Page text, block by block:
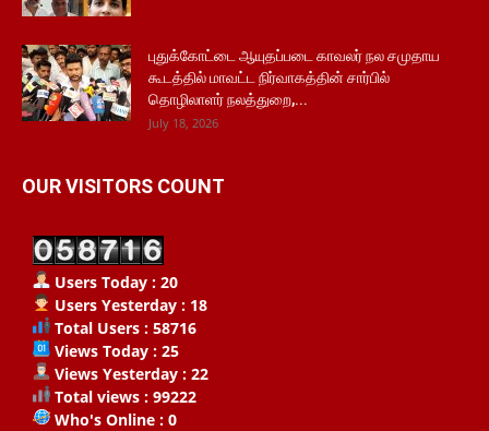
புதுக்கோட்டை ஆயுதப்படை காவலர் நல சமுதாய
கூடத்தில் மாவட்ட நிர்வாகத்தின் சார்பில்
தொழிலாளர் நலத்துறை,...
July 18, 2026
OUR VISITORS COUNT
Users Today : 20
Users Yesterday : 18
Total Users : 58716
Views Today : 25
Views Yesterday : 22
Total views : 99222
Who's Online : 0